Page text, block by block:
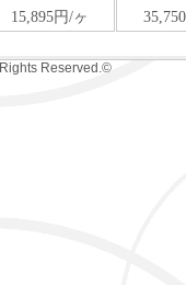
Reserved.©